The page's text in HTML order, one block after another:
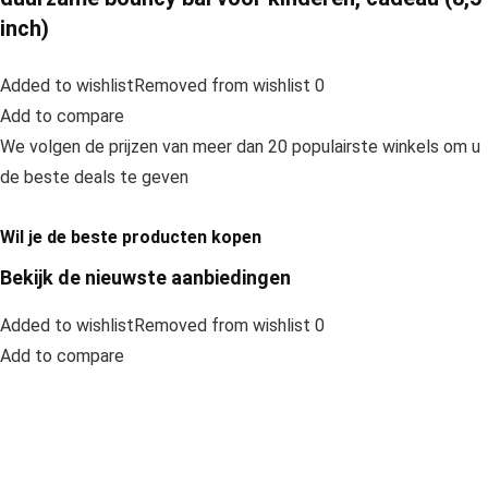
inch)
Added to wishlistRemoved from wishlist 0
Add to compare
We volgen de prijzen van meer dan 20 populairste winkels om u
de beste deals te geven
Wil je de beste producten kopen
Bekijk de nieuwste aanbiedingen
Added to wishlistRemoved from wishlist 0
Add to compare